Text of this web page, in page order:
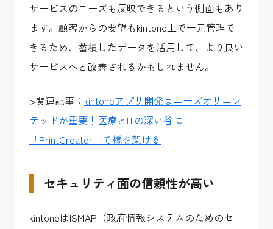
サービスのニーズも反映できるという側面もあり
ます。顧客からの要望もkintone上で一元管理で
きるため、蓄積したデータを活用して、より良い
サービスへと改善されるかもしれません。
>関連記事： kintoneアプリ開発はニーズオリエン
テッドが重要！医療とITの深い谷に
「PrintCreator」で橋を架ける
セキュリティ面の信頼性が高い
kintoneはISMAP（政府情報システムのためのセ